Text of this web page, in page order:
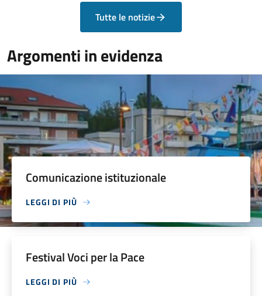
Tutte le notizie
Argomenti in evidenza
Comunicazione istituzionale
LEGGI DI PIÙ
Festival Voci per la Pace
LEGGI DI PIÙ